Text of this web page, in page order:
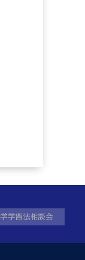
学習法相談会